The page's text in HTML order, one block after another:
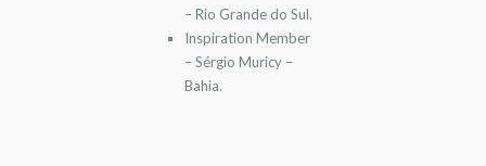
– Rio Grande do Sul.
Inspiration Member
– Sérgio Muricy –
Bahia.